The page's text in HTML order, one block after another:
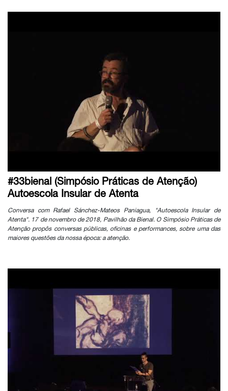
#33bienal (Simpósio Práticas de Atenção)
Autoescola Insular de Atenta
Conversa com Rafael Sánchez-Mateos Paniagua, "Autoescola Insular de
Atenta". 17 de novembro de 2018, Pavilhão da Bienal. O Simpósio Práticas de
Atenção propôs conversas públicas, oficinas e performances, sobre uma das
maiores questões da nossa época: a atenção.